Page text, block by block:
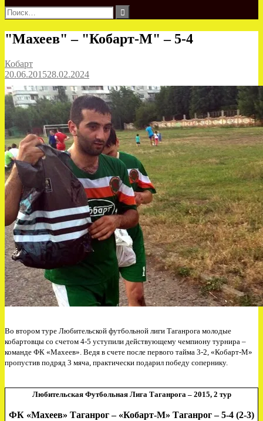
Найти:
"Махеев" – "Кобарт-М" – 5-4
Кобарт
20.06.201528.02.2024
Во втором туре Любительской футбольной лиги Таганрога молодые
кобартовцы со счетом 4-5 уступили действующему чемпиону турнира –
команде ФК «Махеев». Ведя в счете после первого тайма 3-2, «Кобарт-М»
пропустив подряд 3 мяча, практически подарил победу сопернику.
Любительская Футбольная Лига Таганрога – 2015, 2 тур
ФК «Махеев» Таганрог – «Кобарт-М» Таганрог – 5-4 (2-3)